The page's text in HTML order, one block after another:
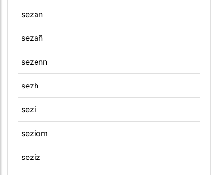
sezan
sezañ
sezenn
sezh
sezi
seziom
seziz